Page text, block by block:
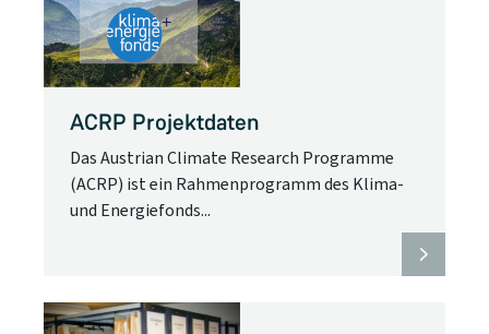
ACRP Projektdaten
Das Austrian Climate Research Programme
(ACRP) ist ein Rahmenprogramm des Klima-
und Energiefonds...